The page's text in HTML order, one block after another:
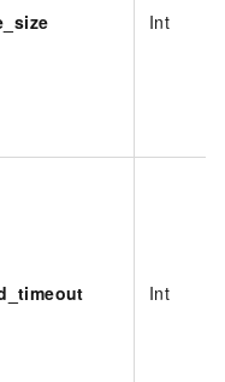
Int
Int